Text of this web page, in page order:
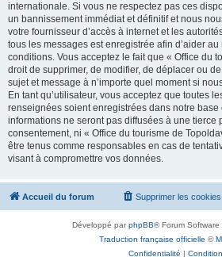
internationale. Si vous ne respectez pas ces
un bannissement immédiat et définitif et nous
votre fournisseur d’accès à internet et les
tous les messages est enregistrée afin d’aider
conditions. Vous acceptez le fait que « Office du
droit de supprimer, de modifier, de déplacer ou
sujet et message à n’importe quel moment si
En tant qu’utilisateur, vous acceptez que toutes
renseignées soient enregistrées dans notre
informations ne seront pas diffusées à une tierce
consentement, ni « Office du tourisme de
être tenus comme responsables en cas de
visant à compromettre vos données.
Accueil du forum Supprimer les cookies
Développé parphpBB® Forum
Traduction française officielle ©
Confidentialité |